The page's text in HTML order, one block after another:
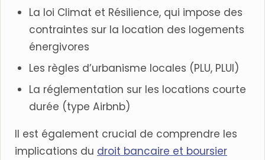
La loi Climat et Résilience, qui impose des
contraintes sur la location des logements
énergivores
Les règles d’urbanisme locales (PLU, PLUI)
La réglementation sur les locations courte
durée (type Airbnb)
Il est également crucial de comprendre les
implications du droit bancaire et boursier